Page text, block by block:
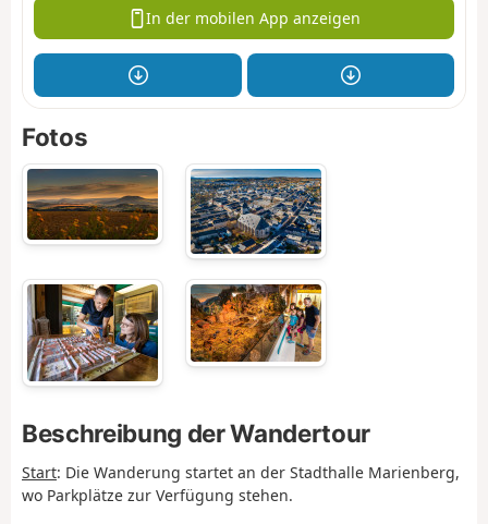
In der mobilen App anzeigen
Fotos
Beschreibung der Wandertour
Start: Die Wanderung startet an der Stadthalle Marienberg,
wo Parkplätze zur Verfügung stehen.